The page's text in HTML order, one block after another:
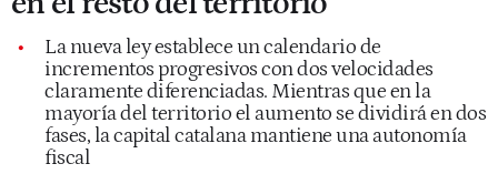
La nueva ley establece un calendario de
incrementos progresivos con dos velocidades
claramente diferenciadas. Mientras que en la
mayoría del territorio el aumento se dividirá en dos
fases, la capital catalana mantiene una autonomía
fiscal